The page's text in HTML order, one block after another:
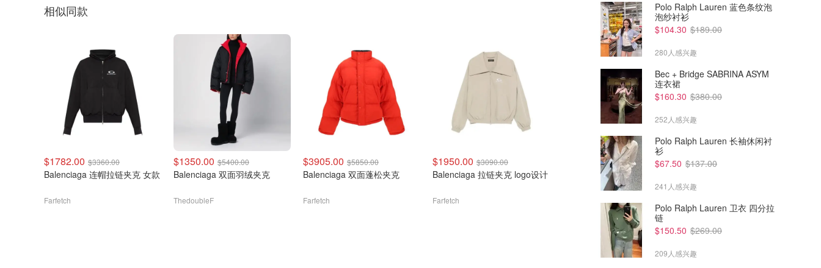
相似同款
$1782.00 $3360.00
Balenciaga 连帽拉链夹克 女款
Farfetch
$1350.00 $5400.00
Balenciaga 双面羽绒夹克
ThedoubleF
$3905.00 $5850.00
Balenciaga 双面蓬松夹克
Farfetch
$1950.00 $3090.00
Balenciaga 拉链夹克 logo设计
Farfetch
$1561.00 $2590.00
Balenciaga Under Armor 印花
$2082.00
Polo Ralph Lauren 蓝色条纹泡
泡纱衬衫
$104.30 $189.00
280人感兴趣
Bec + Bridge SABRINA ASYM
连衣裙
$160.30 $380.00
252人感兴趣
Polo Ralph Lauren 长袖休闲衬
衫
$67.50 $137.00
241人感兴趣
Polo Ralph Lauren 卫衣 四分拉
链
$150.50 $269.00
209人感兴趣